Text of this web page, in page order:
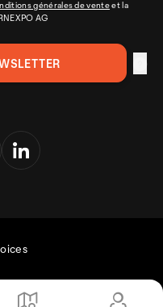
générales de venteet la
AG